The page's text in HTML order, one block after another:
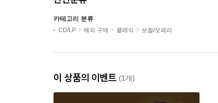
카테고리 분류
CD/LP 해외 구매 클래식 보컬/오페라
이 상품의 이벤트 (1개)